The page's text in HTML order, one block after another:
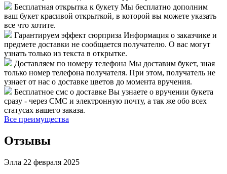
Бесплатная открытка к букету Мы бесплатно дополним
ваш букет красивой открыткой, в которой вы можете указать
все что хотите.
Гарантируем эффект сюрприза Информация о заказчике и
предмете доставки не сообщается получателю. О вас могут
узнать только из текста в открытке.
Доставляем по номеру телефона Мы доставим букет, зная
только номер телефона получателя. При этом, получатель не
узнает от нас о доставке цветов до момента вручения.
Бесплатное смс о доставке Вы узнаете о вручении букета
сразу - через СМС и электронную почту, а так же обо всех
статусах вашего заказа.
Все преимущества
Отзывы
Элла 22 февраля 2025